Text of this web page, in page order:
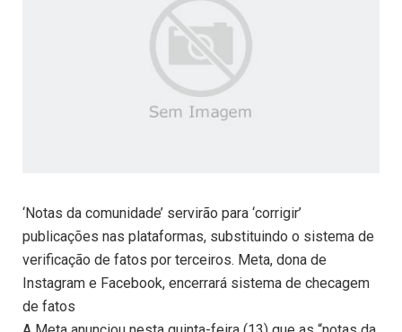
‘Notas da comunidade’ servirão para ‘corrigir’
publicações nas plataformas, substituindo o sistema de
verificação de fatos por terceiros. Meta, dona de
Instagram e Facebook, encerrará sistema de checagem
de fatos